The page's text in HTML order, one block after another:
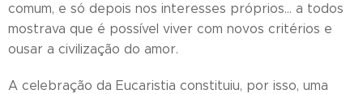
comum, e só depois nos interesses próprios… a todos
mostrava que é possível viver com novos critérios e
ousar a civilização do amor.
A celebração da Eucaristia constituiu, por isso, uma